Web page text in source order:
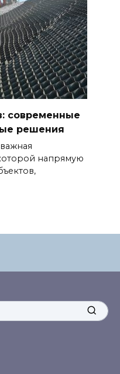
современные
решения
напрямую